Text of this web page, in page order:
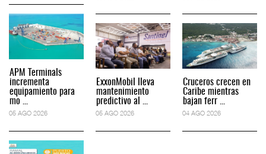
APM Terminals
incrementa
equipamiento para
mo ...
05 AGO 2026
ExxonMobil lleva
mantenimiento
predictivo al ...
05 AGO 2026
Cruceros crecen en
Caribe mientras
bajan ferr ...
04 AGO 2026